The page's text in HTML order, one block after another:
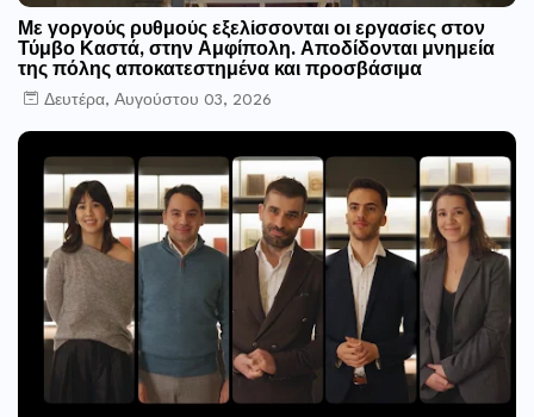
Με γοργούς ρυθμούς εξελίσσονται οι εργασίες στον
Τύμβο Καστά, στην Αμφίπολη. Αποδίδονται μνημεία
της πόλης αποκατεστημένα και προσβάσιμα
Δευτέρα, Αυγούστου 03, 2026